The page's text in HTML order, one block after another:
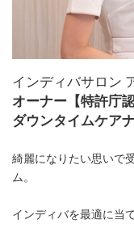
インディバサロン
オーナー【特許庁認
ダウンタイムケア
綺麗になりたい思いで
ム。
インディバを最適に当